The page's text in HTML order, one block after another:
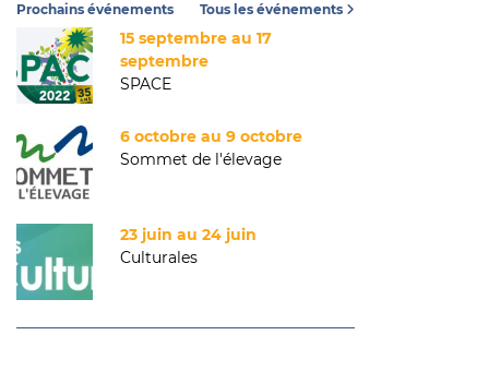
Prochains événements
15 septembre au 17
septembre
SPACE
6 octobre au 9 octobre
Sommet de l'élevage
23 juin au 24 juin
Culturales
Tous les événements